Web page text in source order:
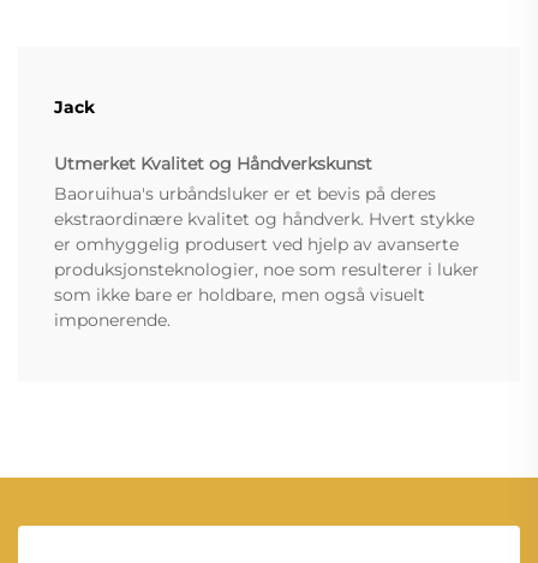
Jack
Utmerket Kvalitet og Håndverkskunst
Baoruihua's urbåndsluker er et bevis på deres
ekstraordinære kvalitet og håndverk. Hvert stykke
er omhyggelig produsert ved hjelp av avanserte
produksjonsteknologier, noe som resulterer i luker
som ikke bare er holdbare, men også visuelt
imponerende.